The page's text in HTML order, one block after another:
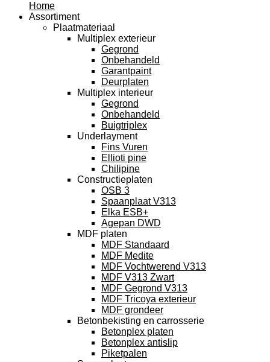
Home
Assortiment
Plaatmateriaal
Multiplex exterieur
Gegrond
Onbehandeld
Garantpaint
Deurplaten
Multiplex interieur
Gegrond
Onbehandeld
Buigtriplex
Underlayment
Fins Vuren
Ellioti pine
Chilipine
Constructieplaten
OSB 3
Spaanplaat V313
Elka ESB+
Agepan DWD
MDF platen
MDF Standaard
MDF Medite
MDF Vochtwerend V313
MDF V313 Zwart
MDF Gegrond V313
MDF Tricoya exterieur
MDF grondeer
Betonbekisting en carrosserie
Betonplex platen
Betonplex antislip
Piketpalen